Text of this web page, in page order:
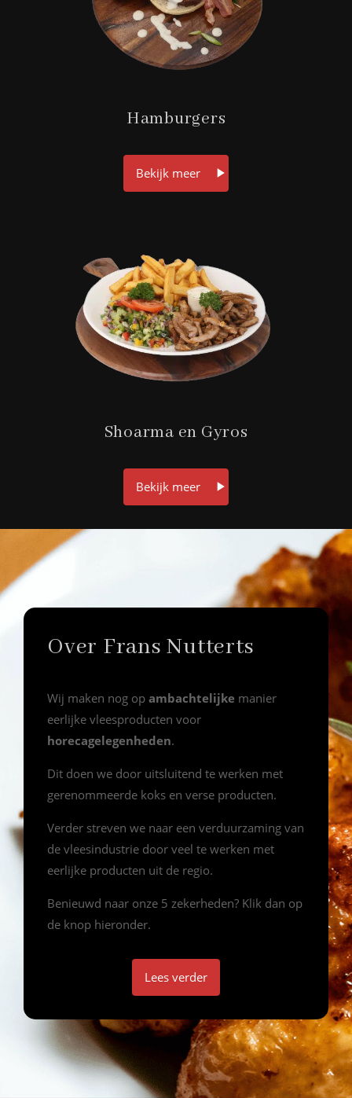
Hamburgers
Bekijk meer
Shoarma en Gyros
Bekijk meer
Over Frans Nutterts
Wij maken nog op ambachtelijke manier
eerlijke vleesproducten voor
horecagelegenheden.
Dit doen we door uitsluitend te werken met
gerenommeerde koks en verse producten.
Verder streven we naar een verduurzaming van
de vleesindustrie door veel te werken met
eerlijke producten uit de regio.
Benieuwd naar onze 5 zekerheden? Klik dan op
de knop hieronder.
Lees verder